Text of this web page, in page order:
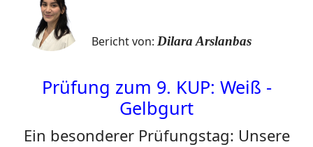
Bericht von: Dilara Arslanbas
Prüfung zum 9. KUP: Weiß -
Gelbgurt
Ein besonderer Prüfungstag: Unsere